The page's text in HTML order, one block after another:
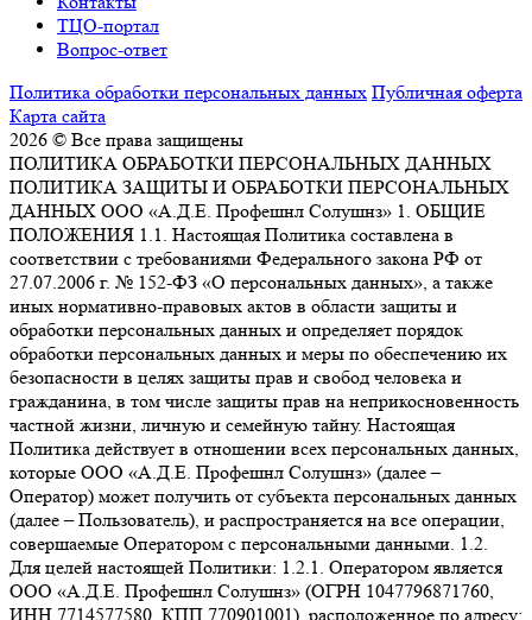
ТЦО-портал
Вопрос-ответ
Политика обработки персональных данных Публичная оферта
Карта сайта
2026 © Все права защищены
ПОЛИТИКА ОБРАБОТКИ ПЕРСОНАЛЬНЫХ ДАННЫХ
ПОЛИТИКА ЗАЩИТЫ И ОБРАБОТКИ ПЕРСОНАЛЬНЫХ
ДАННЫХ ООО «А.Д.Е. Профешнл Солушнз» 1. ОБЩИЕ
ПОЛОЖЕНИЯ 1.1. Настоящая Политика составлена в
соответствии с требованиями Федерального закона РФ от
27.07.2006 г. № 152-ФЗ «О персональных данных», а также
иных нормативно-правовых актов в области защиты и
обработки персональных данных и определяет порядок
обработки персональных данных и меры по обеспечению их
безопасности в целях защиты прав и свобод человека и
гражданина, в том числе защиты прав на неприкосновенность
частной жизни, личную и семейную тайну. Настоящая
Политика действует в отношении всех персональных данных,
которые ООО «А.Д.Е. Профешнл Солушнз» (далее –
Оператор) может получить от субъекта персональных данных
(далее – Пользователь), и распространяется на все операции,
совершаемые Оператором с персональными данными. 1.2.
Для целей настоящей Политики: 1.2.1. Оператором является
ООО «А.Д.Е. Профешнл Солушнз» (ОГРН 1047796871760,
ИНН 7714577580, КПП 770901001), расположенное по адресу: